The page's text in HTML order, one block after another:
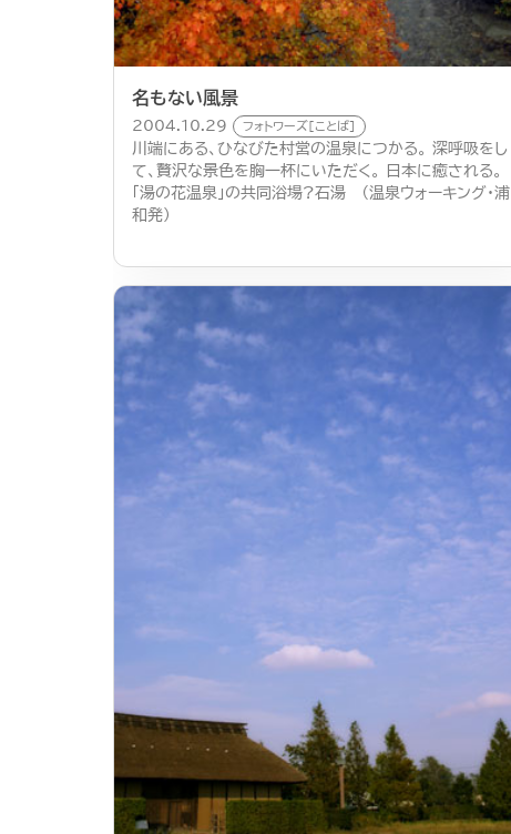
名もない風景
2004.10.29 フォトワーズ[ことば]
川端にある、ひなびた村営の温泉につかる。 深呼吸をし
て、贅沢な景色を胸一杯にいただく。 日本に癒される。
「湯の花温泉」の共同浴場?石湯 （温泉ウォーキング・浦
和発）